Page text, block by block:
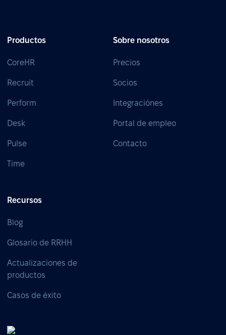
Productos
CoreHR
Recruit
Perform
Desk
Pulse
Time
Sobre nosotros
Precios
Socios
Integraciónes
Portal de empleo
Contacto
Recursos
Blog
Glosario de RRHH
Actualizaciones de
productos
Casos de éxito